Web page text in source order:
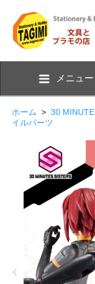
メニュー
ホーム > 30
イルパーツ